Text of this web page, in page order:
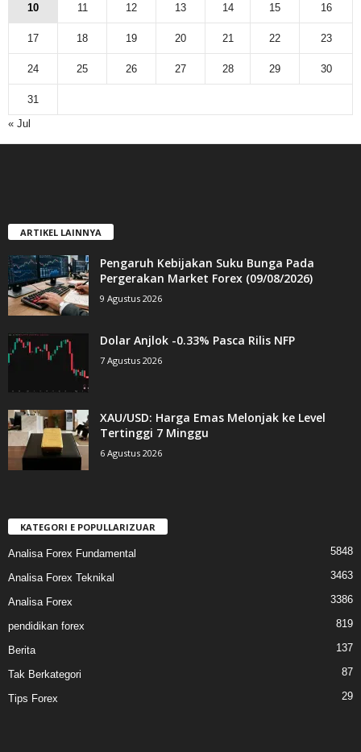
10 11 12 13 14 15 16
17 18 19 20 21 22 23
24 25 26 27 28 29 30
31
« Jul
ARTIKEL LAINNYA
Pengaruh Kebijakan Suku Bunga Pada
Pergerakan Market Forex (09/08/2026)
9 Agustus 2026
Dolar Anjlok -0.33% Pasca Rilis NFP
7 Agustus 2026
XAU/USD: Harga Emas Melonjak ke Level
Tertinggi 7 Minggu
6 Agustus 2026
KATEGORI E POPULLARIZUAR
Analisa Forex Fundamental 5848
Analisa Forex Teknikal 3463
Analisa Forex 3386
pendidikan forex 819
Berita 137
Tak Berkategori 87
Tips Forex 29